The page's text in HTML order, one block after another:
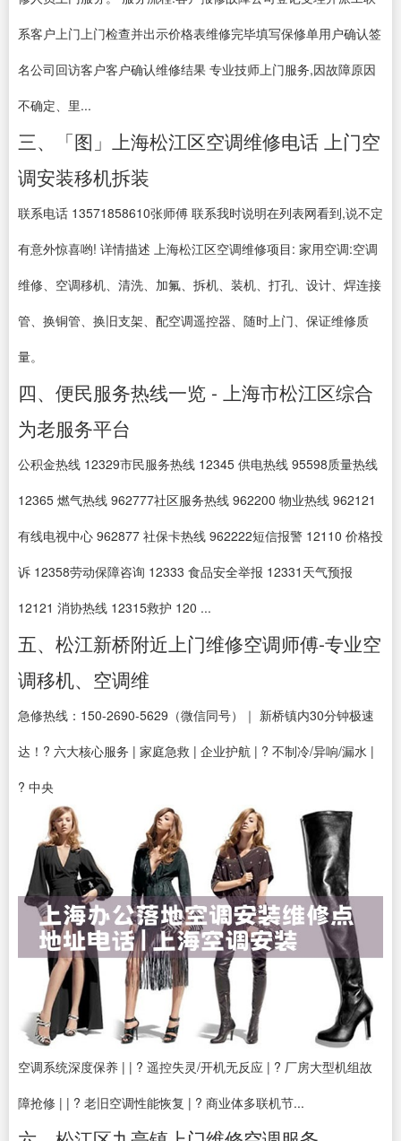
系客户上门上门检查并出示价格表维修完毕填写保修单用户确认签
名公司回访客户客户确认维修结果 专业技师上门服务,因故障原因
不确定、里...
三、「图」上海松江区空调维修电话 上门空
调安装移机拆装
联系电话 13571858610张师傅 联系我时说明在列表网看到,说不定
有意外惊喜哟! 详情描述 上海松江区空调维修项目: 家用空调:空调
维修、空调移机、清洗、加氟、拆机、装机、打孔、设计、焊连接
管、换铜管、换旧支架、配空调遥控器、随时上门、保证维修质
量。
四、便民服务热线一览 - 上海市松江区综合
为老服务平台
公积金热线 12329市民服务热线 12345 供电热线 95598质量热线
12365 燃气热线 962777社区服务热线 962200 物业热线 962121
有线电视中心 962877 社保卡热线 962222短信报警 12110 价格投
诉 12358劳动保障咨询 12333 食品安全举报 12331天气预报
12121 消协热线 12315救护 120 ...
五、松江新桥附近上门维修空调师傅-专业空
调移机、空调维
急修热线：150-2690-5629（微信同号）｜ 新桥镇内30分钟极速
达！? 六大核心服务 | 家庭急救 | 企业护航 | ? 不制冷/异响/漏水 |
? 中央
空调系统深度保养 | | ? 遥控失灵/开机无反应 | ? 厂房大型机组故
障抢修 | | ? 老旧空调性能恢复 | ? 商业体多联机节...